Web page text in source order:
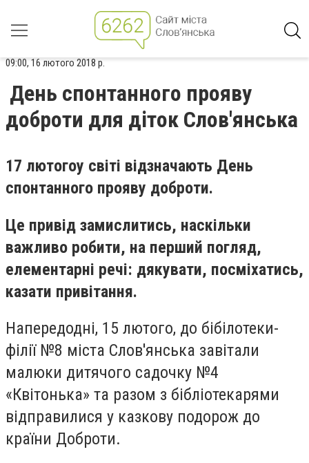
09:00, 16 лютого 2018 р.
День спонтанного прояву
доброти для діток Слов'янська
17 лютогоу світі відзначають День
спонтанного прояву доброти.
Це привід замислитись, наскільки
важливо робити, на перший погляд,
елементарні речі: дякувати, посміхатись,
казати привітання.
Напередодні, 15 лютого, до бібілотеки-
філії №8 міста Слов'янська завітали
малюки дитячого садочку №4
«Квітонька» та разом з бібліотекарями
відправилися у казкову подорож до
країни Доброти.